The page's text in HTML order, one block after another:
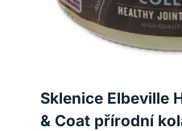
Sklenice Elbeville
& Coat přírodní